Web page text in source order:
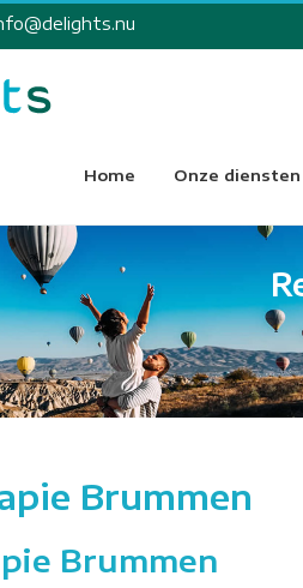
Home Onze diensten
Brummen
Brummen